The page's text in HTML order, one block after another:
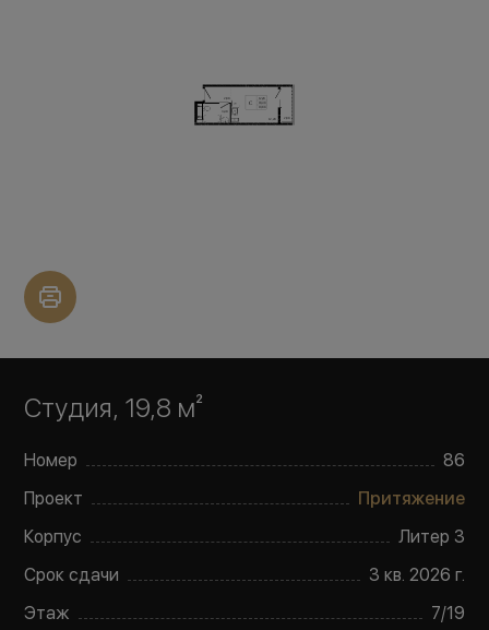
Студия, 19,8 м²
Номер
86
Проект
Притяжение
Корпус
Литер 3
Срок сдачи
3 кв. 2026 г.
Этаж
7/19